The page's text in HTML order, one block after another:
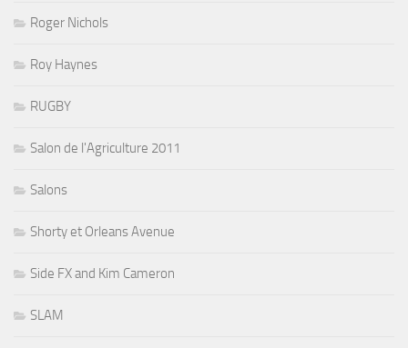
Roger Nichols
Roy Haynes
RUGBY
Salon de l'Agriculture 2011
Salons
Shorty et Orleans Avenue
Side FX and Kim Cameron
SLAM